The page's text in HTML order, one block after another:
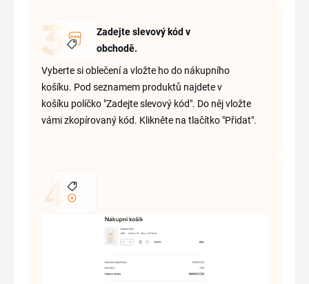
Zadejte slevový kód v
obchodě.
Vyberte si oblečení a vložte ho do nákupního
košíku. Pod seznamem produktů najdete v
košíku políčko "Zadejte slevový kód". Do něj vložte
vámi zkopírovaný kód. Klikněte na tlačítko "Přidat".